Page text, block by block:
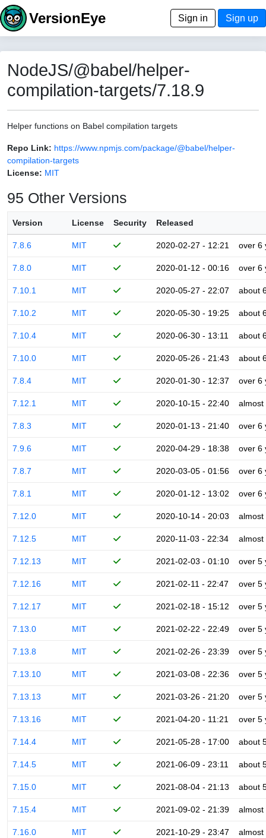
VersionEye Sign in Sign up
NodeJS/@babel/helper-
compilation-targets/7.18.9
Helper functions on Babel compilation targets
Repo Link: https://www.npmjs.com/package/@babel/helper-
compilation-targets
License: MIT
95 Other Versions
Version License Security Released
7.8.6 MIT 2020-02-27 - 12:21 over 6
7.8.0 MIT 2020-01-12 - 00:16 over 6
7.10.1 MIT 2020-05-27 - 22:07 about
7.10.2 MIT 2020-05-30 - 19:25 about
7.10.4 MIT 2020-06-30 - 13:11 about
7.10.0 MIT 2020-05-26 - 21:43 about
7.8.4 MIT 2020-01-30 - 12:37 over 6
7.12.1 MIT 2020-10-15 - 22:40 almost
7.8.3 MIT 2020-01-13 - 21:40 over 6
7.9.6 MIT 2020-04-29 - 18:38 over 6
7.8.7 MIT 2020-03-05 - 01:56 over 6
7.8.1 MIT 2020-01-12 - 13:02 over 6
7.12.0 MIT 2020-10-14 - 20:03 almost
7.12.5 MIT 2020-11-03 - 22:34 almost
7.12.13 MIT 2021-02-03 - 01:10 over 5
7.12.16 MIT 2021-02-11 - 22:47 over 5
7.12.17 MIT 2021-02-18 - 15:12 over 5
7.13.0 MIT 2021-02-22 - 22:49 over 5
7.13.8 MIT 2021-02-26 - 23:39 over 5
7.13.10 MIT 2021-03-08 - 22:36 over 5
7.13.13 MIT 2021-03-26 - 21:20 over 5
7.13.16 MIT 2021-04-20 - 11:21 over 5
7.14.4 MIT 2021-05-28 - 17:00 about
7.14.5 MIT 2021-06-09 - 23:11 about
7.15.0 MIT 2021-08-04 - 21:13 about
7.15.4 MIT 2021-09-02 - 21:39 almost
7.16.0 MIT 2021-10-29 - 23:47 almost